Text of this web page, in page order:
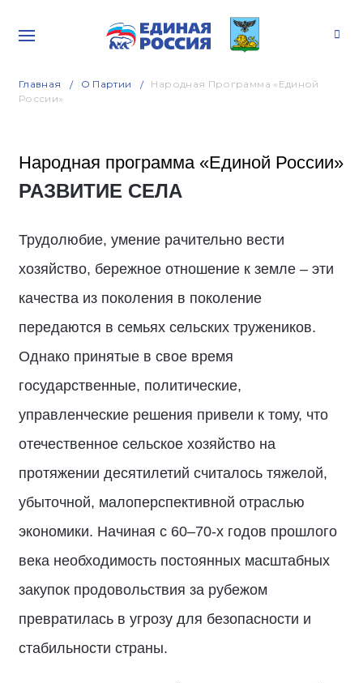
Главная О Партии
Народная Программа «Единой
России»
Народная программа «Единой России»
РАЗВИТИЕ СЕЛА
Трудолюбие, умение рачительно вести
хозяйство, бережное отношение к земле – эти
качества из поколения в поколение
передаются в семьях сельских тружеников.
Однако принятые в свое время
государственные, политические,
управленческие решения привели к тому, что
отечественное сельское хозяйство на
протяжении десятилетий считалось тяжелой,
убыточной, малоперспективной отраслью
экономики. Начиная с 60–70-х годов прошлого
века необходимость постоянных масштабных
закупок продовольствия за рубежом
превратилась в угрозу для безопасности и
стабильности страны.